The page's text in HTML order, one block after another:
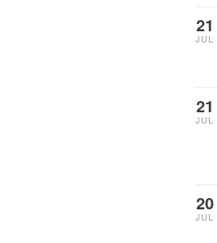
21
JUL
21
JUL
20
JUL